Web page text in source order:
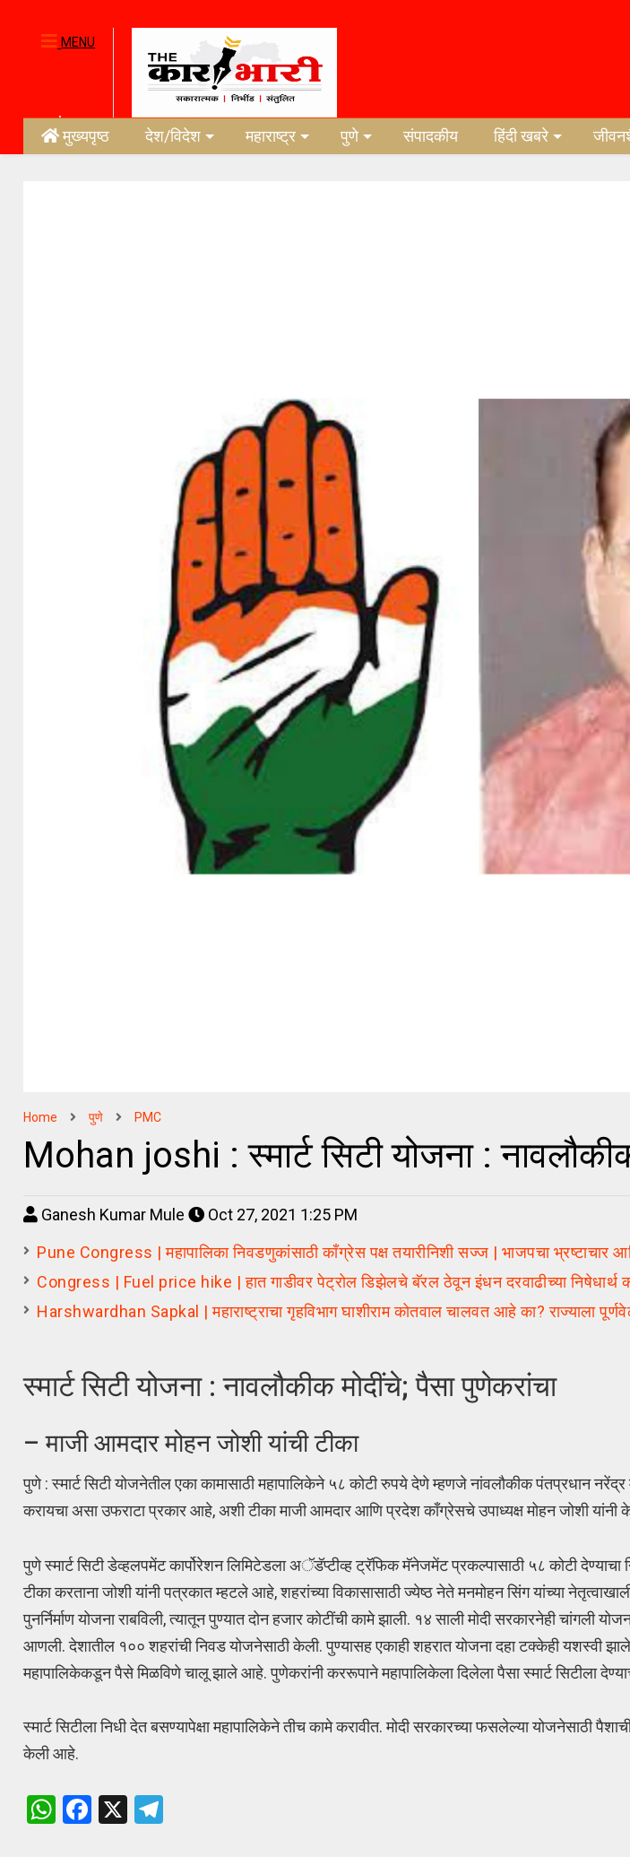
MENU
मुख्यपृष्ठ देश/विदेश महाराष्ट्र पुणे संपादकीय हिंदी खबरे
Home पुणे PMC
Mohan joshi : स्मार्ट सिटी योजना :
Ganesh Kumar Mule
Oct 27, 2021 1:25 PM
Pune Congress | महापालिका निवडणुकांसाठी काँग्रेस पक्ष तयारीनिशी सज्ज | भाजपचा भ्रष्टाचार
Congress | Fuel price hike | हात गाडीवर पेट्रोल डिझेलचे बॅरल ठेवून इंधन दरवाढीच्या निषेधार्थ
Harshwardhan Sapkal | महाराष्ट्राचा गृहविभाग घाशीराम कोतवाल चालवत आहे का? राज्याला
स्मार्ट सिटी योजना : नावलौकीक मोदींचे; पैसा पुणेकरांचा
– माजी आमदार मोहन जोशी यांची टीका
पुणे : स्मार्ट सिटी योजनेतील एका कामासाठी महापालिकेने ५८ कोटी रुपये देणे म्हणजे नांवलौकीक पंतप्रधान नरेंद्र
करायचा असा उफराटा प्रकार आहे, अशी टीका माजी आमदार आणि प्रदेश काँग्रेसचे उपाध्यक्ष मोहन जोशी यांनी
पुणे स्मार्ट सिटी डेव्हलपमेंट कार्पोरेशन लिमिटेडला अॅडॅप्टीव्ह ट्रॅफिक मॅनेजमेंट प्रकल्पासाठी ५८ कोटी देण्याचा
टीका करताना जोशी यांनी पत्रकात म्हटले आहे, शहरांच्या विकासासाठी ज्येष्ठ नेते मनमोहन सिंग यांच्या
पुनर्निर्माण योजना राबविली, त्यातून पुण्यात दोन हजार कोटींची कामे झाली. १४ साली मोदी सरकारनेही चांगली
आणली. देशातील १०० शहरांची निवड योजनेसाठी केली. पुण्यासह एकाही शहरात योजना दहा टक्केही यशस्वी
महापालिकेकडून पैसे मिळविणे चालू झाले आहे. पुणेकरांनी कररूपाने महापालिकेला दिलेला पैसा स्मार्ट सिटीला
स्मार्ट सिटीला निधी देत बसण्यापेक्षा महापालिकेने तीच कामे करावीत. मोदी सरकारच्या फसलेल्या योजनेसाठी
केली आहे.
W F
X